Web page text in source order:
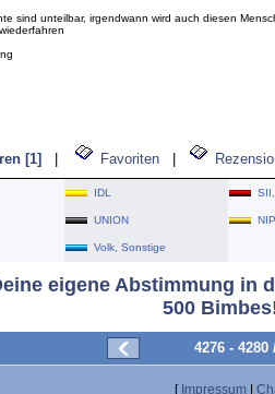
sind unteilbar, irgendwann wird auch diesen
[1] Favoriten
IDL
UNION NIP
Volk, Sonstige
eigene Abstimmung in
500
4276 -
[ Impressum